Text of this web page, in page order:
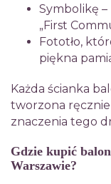
Symbolikę –
„First
Fototło,
piękna
Każda ścianka
tworzona
znaczenia tego
Gdzie kupić
Warszawie?